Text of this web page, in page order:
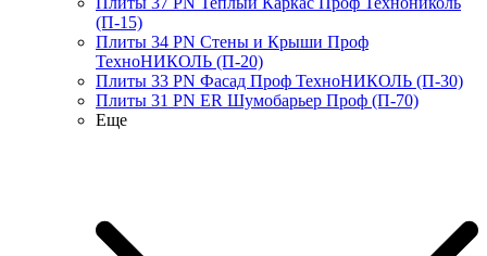
(П-15)
Плиты 34 PN Стены и Крыши Проф
ТехноНИКОЛЬ (П-20)
Плиты 33 PN Фасад Проф ТехноНИКОЛЬ (П-30)
Плиты 31 PN ER Шумобарьер Проф (П-70)
Еще